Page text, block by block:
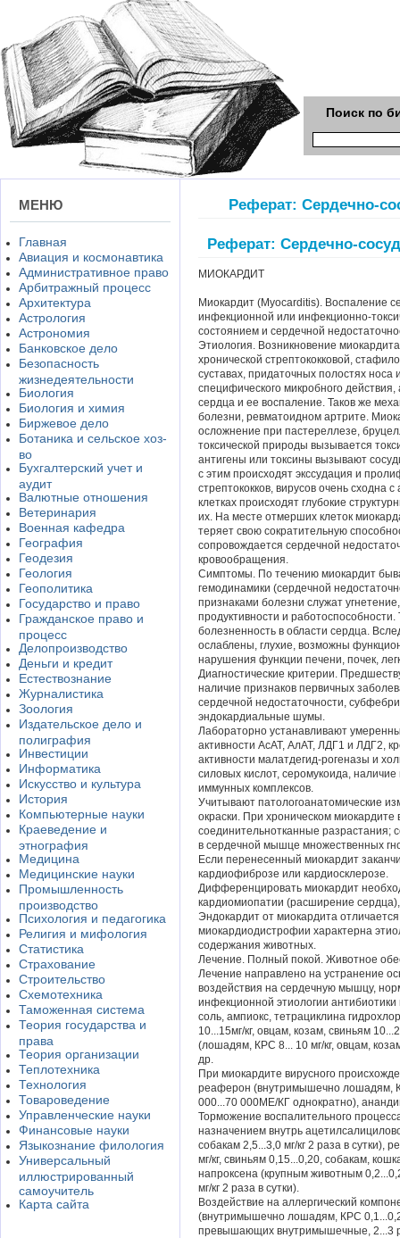
Поиск по
МЕНЮ
Главная
Авиация и космонавтика
Административное право
Арбитражный процесс
Архитектура
Астрология
Астрономия
Банковское дело
Безопасность
жизнедеятельности
Биология
Биология и химия
Биржевое дело
Ботаника и сельское хоз-
во
Бухгалтерский учет и
аудит
Валютные отношения
Ветеринария
Военная кафедра
География
Геодезия
Геология
Геополитика
Государство и право
Гражданское право и
процесс
Делопроизводство
Деньги и кредит
Естествознание
Журналистика
Зоология
Издательское дело и
полиграфия
Инвестиции
Информатика
Искусство и культура
История
Компьютерные науки
Краеведение и
этнография
Медицина
Медицинские науки
Промышленность
производство
Психология и педагогика
Религия и мифология
Статистика
Страхование
Строительство
Схемотехника
Таможенная система
Теория государства и
права
Теория организации
Теплотехника
Технология
Товароведение
Управленческие науки
Финансовые науки
Языкознание филология
Универсальный
иллюстрированный
самоучитель
Карта сайта
Реферат: Сердечно-
Реферат: Сердечно-
МИОКАРДИТ
Миокардит (Myocarditis). Воспаление
инфекционной или инфекционно-
состоянием и сердечной
Этиология. Возникновение
хронической стрептококковой,
суставах, придаточных полостях
специфического микробного
сердца и ее воспаление. Таков же
болезни, ревматоидном артрите.
осложнение при пастереллезе,
токсической природы вызывается
антигены или токсины вызывают
с этим происходят экссудация и
стрептококков, вирусов очень сходна
клетках происходят глубокие
их. На месте отмерших клеток
теряет свою сократительную
сопровождается сердечной
кровообращения.
Симптомы. По течению миокардит
гемодинамики (сердечной
признаками болезни служат
продуктивности и
болезненность в области сердца.
ослаблены, глухие, возможны
нарушения функции печени, почек,
Диагностические критерии.
наличие признаков первичных
сердечной недостаточности,
эндокардиальные шумы.
Лабораторно устанавливают
активности АсАТ, АлАТ, ЛДГ1 и ЛДГ2,
активности малатдегид-рогеназы и
силовых кислот, серомукоида,
иммунных комплексов.
Учитывают патологоанатомические
окраски. При хроническом
соединительнотканные разрастания;
в сердечной мышце множественных
Если перенесенный миокардит
кардиофиброзе или кардиосклерозе.
Дифференцировать миокардит
кардиомиопатии (расширение
Эндокардит от миокардита
миокардиодистрофии характерна
содержания животных.
Лечение. Полный покой. Животное
Лечение направлено на устранение
воздействия на сердечную мышцу,
инфекционной этиологии
соль, ампиокс, тетрациклина
10...15мг/кг, овцам, козам, свиньям
(лошадям, КРС 8... 10 мг/кг, овцам,
др.
При миокардите вирусного
реаферон (внутримышечно лошадям,
000...70 000МЕ/КГ однократно),
Торможение воспалительного
назначением внутрь
собакам 2,5...3,0 мг/кг 2 раза в
мг/кг, свиньям 0,15...0,20, собакам,
напроксена (крупным животным
мг/кг 2 раза в сутки).
Воздействие на аллергический
(внутримышечно лошадям, КРС 0,1...0,2
превышающих внутримышечные, 2...3